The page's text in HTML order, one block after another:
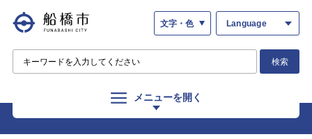
文字・色 Language
検索
メニューを開く